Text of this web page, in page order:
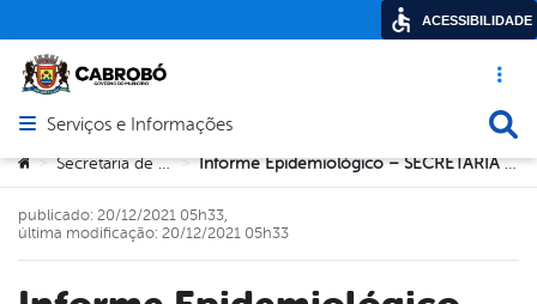
Acesso
Abrir menu principal de navegação
Serviços e Informações
Você está aqui:
> Secretaria de Saúde > Informe Epidemiológico – SECRETARIA DE SAÚDE DE CABROBÓ – 19/12/2021
publicado: 20/12/2021 05h33,
última modificação: 20/12/2021 05h33
ACESSIBILIDADE